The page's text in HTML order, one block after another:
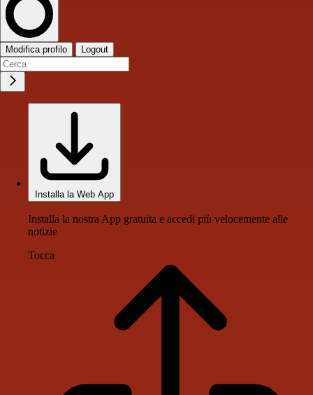
Modifica profilo Logout
Installa la Web App
Installa la nostra App gratuita e accedi più velocemente alle
notizie
Tocca